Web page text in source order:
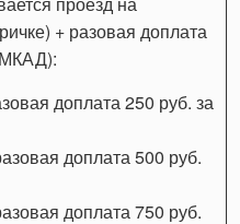
+ разовая доплата
МКАД):
доплата 250 руб. за
доплата 500 руб.
доплата 750 руб.